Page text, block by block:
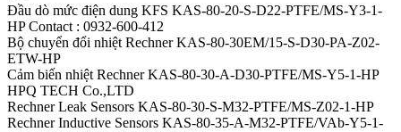
Đầu dò mức điện dung KFS KAS-80-20-S-D22-PTFE/MS-Y3-1-
HP Contact : 0932-600-412
Bộ chuyển đổi nhiệt Rechner KAS-80-30EM/15-S-D30-PA-Z02-
ETW-HP
Cảm biến nhiệt Rechner KAS-80-30-A-D30-PTFE/MS-Y5-1-HP
HPQ TECH Co.,LTD
Rechner Leak Sensors KAS-80-30-S-M32-PTFE/MS-Z02-1-HP
Rechner Inductive Sensors KAS-80-35-A-M32-PTFE/VAb-Y5-1-